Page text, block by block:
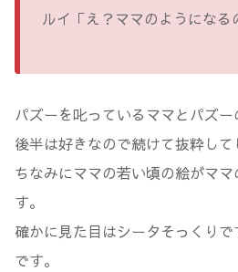
ルイ「え？ママのようになる
パズーを叱っているママとパズー
後半は好きなので続けて抜粋して
ちなみにママの若い頃の絵がマ
す。
確かに見た目はシータそっくり
です。